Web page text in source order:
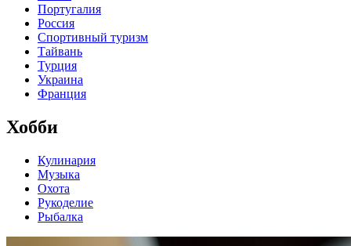
Португалия
Россия
Спортивный туризм
Тайвань
Турция
Украина
Франция
Хобби
Кулинария
Музыка
Охота
Рукоделие
Рыбалка